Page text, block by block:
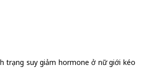
trạng suy giảm hormone ở nữ giới kéo